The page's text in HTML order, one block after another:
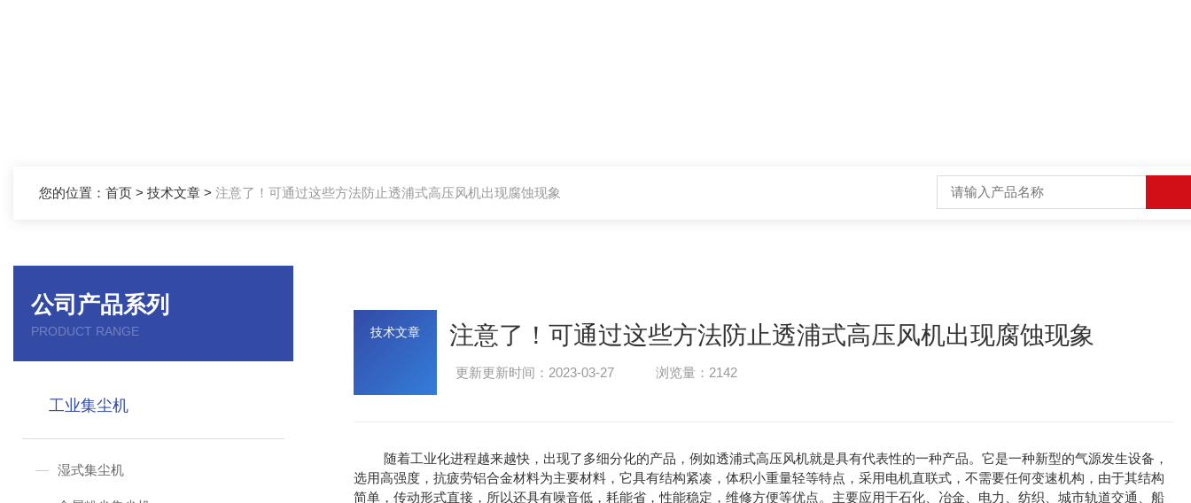
您的位置： 首页 > 技术文章 > 注意了！可通过这些方法防止透浦式高压风机出现腐蚀现象
公司产品系列
PRODUCT RANGE
工业集尘机
湿式集尘机
技术文章 注意了！可通过这些方法防止透浦式高压风机出现腐蚀现象
更新更新时间：2023-03-27 浏览量：2142
随着工业化进程越来越快，出现了多细分化的产品，例如透浦式高压风机就是具有代表性的一种产品。它是一种新型的气源发生设备，
选用高强度，抗疲劳铝合金材料为主要材料，它具有结构紧凑，体积小重量轻等特点，采用电机直联式，不需要任何变速机构，由于其结构
简单，传动形式直接，所以还具有噪音低，耗能省，性能稳定，维修方便等优点。主要应用于石化、冶金、电力、纺织、城市轨道交通、船